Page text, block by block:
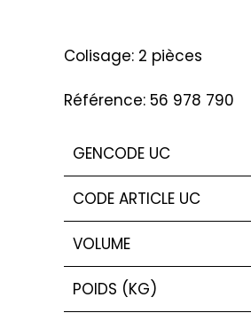
Colisage: 2 pièces
Référence: 56 978 790
GENCODE UC
CODE ARTICLE UC
VOLUME
POIDS (KG)